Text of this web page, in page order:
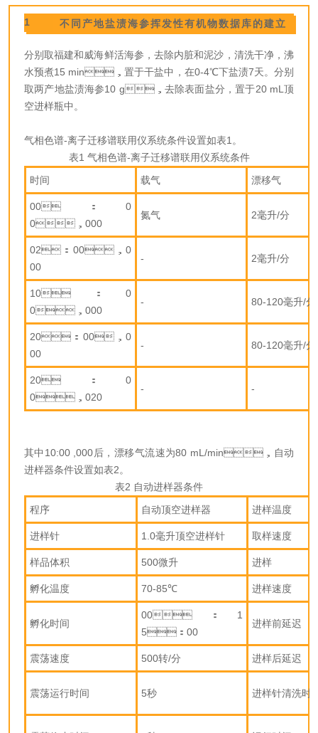
1 不同产地盐渍海参挥发性有机物数据库的建立
分别取福建和威海鲜活海参，去除内脏和泥沙，清洗干净，沸
水预煮15 min，置于干盐中，在0-4℃下盐渍7天。分别
取两产地盐渍海参10 g，去除表面盐分，置于20 mL顶
空进样瓶中。
气相色谱-离子迁移谱联用仪系统条件设置如表1。
表1 气相色谱-离子迁移谱联用仪系统条件
时间
载气 漂移气
00：0
0，000
氮气 2毫升/分
02：00，0
00
- 2毫升/分
10：0
0，000
- 80-120毫升/分
20：00，0
00
- 80-120毫升/分
20：0
0，020
- -
其中10:00 ,000后，漂移气流速为80 mL/min，自动
进样器条件设置如表2。
表2 自动进样器条件
程序
自动顶空进样器 进样温度
进样针 1.0毫升顶空进样针 取样速度
样品体积 500微升 进样
孵化温度 70-85℃ 进样速度
孵化时间
00：1
5：00
进样前延迟
震荡速度 500转/分 进样后延迟
震荡运行时间 5秒 进样针清洗时